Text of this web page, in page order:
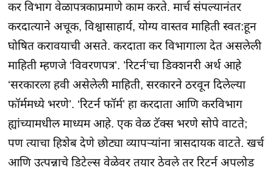
कर विभाग वेळापत्रकाप्रमाणे काम करते. मार्च संपल्यानंतर
करदात्याने अचूक, विश्वासाहार्य, योग्य वास्तव माहिती स्वत:हून
घोषित करावयाची असते. करदाता कर विभागाला देत असलेली
माहिती म्हणजे ‘विवरणपत्र’. ’रिटर्न’चा डिक्शनरी अर्थ आहे
‘सरकारला हवी असेलेली माहिती, सरकारने ठरवून दिलेल्या
फॉर्ममध्ये भरणे’. ‘रिटर्न फॉर्म’ हा करदाता आणि करविभाग
ह्यांच्यामधील माध्यम आहे. एक वेळ टॅक्स भरणे सोपे वाटते;
पण त्याचा हिशेब देणे छोट्या व्यापऱ्यांना त्रासदायक वाटते. खर्च
आणि उत्पन्नाचे डिटेल्स वेळेवर तयार ठेवले तर रिटर्न अपलोड